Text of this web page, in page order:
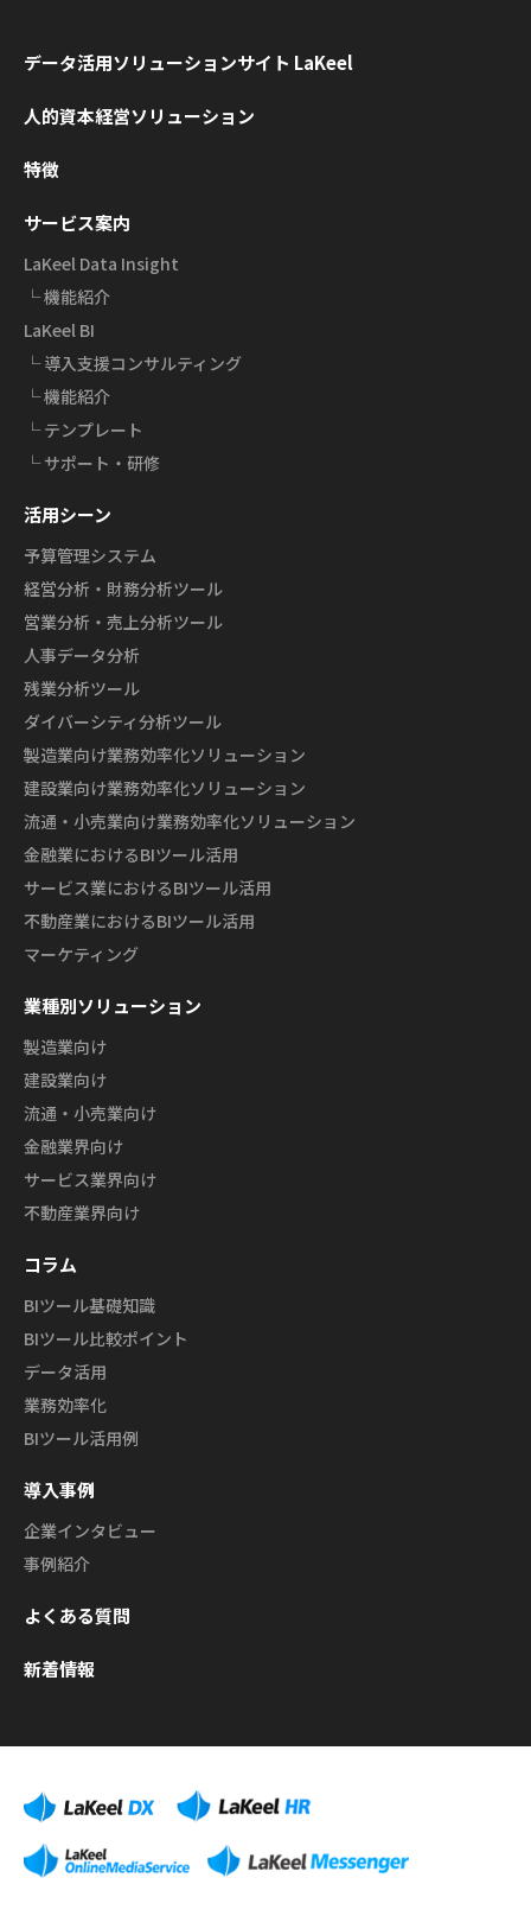
データ活用ソリューションサイト LaKeel
人的資本経営ソリューション
特徴
サービス案内
LaKeel Data Insight
└ 機能紹介
LaKeel BI
└ 導入支援コンサルティング
└ 機能紹介
└ テンプレート
└ サポート・研修
活用シーン
予算管理システム
経営分析・財務分析ツール
営業分析・売上分析ツール
人事データ分析
残業分析ツール
ダイバーシティ分析ツール
製造業向け業務効率化ソリューション
建設業向け業務効率化ソリューション
流通・小売業向け業務効率化ソリューション
金融業におけるBIツール活用
サービス業におけるBIツール活用
不動産業におけるBIツール活用
マーケティング
業種別ソリューション
製造業向け
建設業向け
流通・小売業向け
金融業界向け
サービス業界向け
不動産業界向け
コラム
BIツール基礎知識
BIツール比較ポイント
データ活用
業務効率化
BIツール活用例
導入事例
企業インタビュー
事例紹介
よくある質問
新着情報